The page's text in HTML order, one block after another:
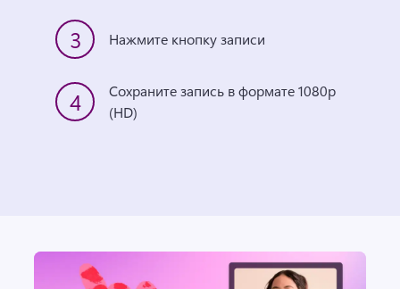
3 Нажмите кнопку записи
4
Сохраните запись в формате 1080p
(HD)